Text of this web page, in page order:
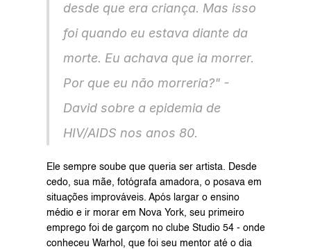
desde que era criança. Mas isso
foi quando eu estava diante da
morte. Eu achava que ia morrer.
Por que eu não morreria?" -
David sobre a epidemia de
HIV/AIDS nos anos 80.
Ele sempre soube que queria ser artista. Desde
cedo, sua mãe, fotógrafa amadora, o posava em
situações improváveis. Após largar o ensino
médio e ir morar em Nova York, seu primeiro
emprego foi de garçom no clube Studio 54 - onde
conheceu Warhol, que foi seu mentor até o dia